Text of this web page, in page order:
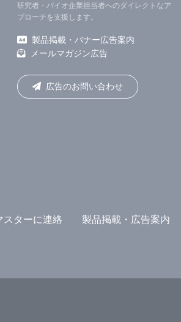
を、2023年4
Conference
けるヒューマ
研究者・バイオ企業担当者へのダイレクトなア
プローチを支援します。
製品掲載・バナー広告案内
メールマガジン広告
広告のお問い合わせ
スターに連絡 製品掲載・広告案内